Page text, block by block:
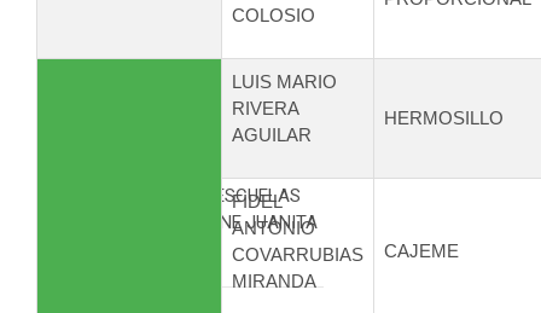
ALCOHOL LEJOS DE ESCUELAS
EN MORELOS, PROPONE JUANITA
COLOSIO
LUIS MARIO
RIVERA
AGUILAR
HERMOSILLO
FIDEL
ANTONIO
COVARRUBIAS
MIRANDA
CAJEME